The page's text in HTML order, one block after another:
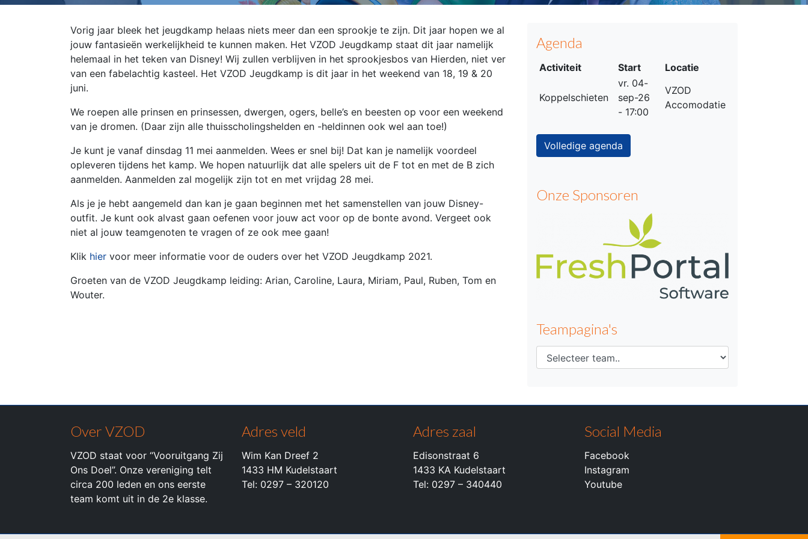
Vorig jaar bleek het jeugdkamp helaas niets meer dan een sprookje te zijn. Dit jaar hopen we al
jouw fantasieën werkelijkheid te kunnen maken. Het VZOD Jeugdkamp staat dit jaar namelijk
helemaal in het teken van Disney! Wij zullen verblijven in het sprookjesbos van Hierden, niet ver
van een fabelachtig kasteel. Het VZOD Jeugdkamp is dit jaar in het weekend van 18, 19 & 20
juni.
We roepen alle prinsen en prinsessen, dwergen, ogers, belle’s en beesten op voor een weekend
van je dromen. (Daar zijn alle thuisscholingshelden en -heldinnen ook wel aan toe!)
Je kunt je vanaf dinsdag 11 mei aanmelden. Wees er snel bij! Dat kan je namelijk voordeel
opleveren tijdens het kamp. We hopen natuurlijk dat alle spelers uit de F tot en met de B zich
aanmelden. Aanmelden zal mogelijk zijn tot en met vrijdag 28 mei.
Als je je hebt aangemeld dan kan je gaan beginnen met het samenstellen van jouw Disney-
outfit. Je kunt ook alvast gaan oefenen voor jouw act voor op de bonte avond. Vergeet ook
niet al jouw teamgenoten te vragen of ze ook mee gaan!
Klik hier voor meer informatie voor de ouders over het VZOD Jeugdkamp 2021.
Groeten van de VZOD Jeugdkamp leiding: Arian, Caroline, Laura, Miriam, Paul, Ruben, Tom en
Wouter.
Agenda
Activiteit Start Locatie
Koppelschieten
vr. 04-
sep-26
- 17:00
VZOD
Accomodatie
Volledige agenda
Onze Sponsoren
Teampagina's
Over VZOD
VZOD staat voor “Vooruitgang Zij
Ons Doel”. Onze vereniging telt
circa 200 leden en ons eerste
team komt uit in de 2e klasse.
Adres veld
Wim Kan Dreef 2
1433 HM Kudelstaart
Tel: 0297 – 320120
Adres zaal
Edisonstraat 6
1433 KA Kudelstaart
Tel: 0297 – 340440
Social Media
Facebook
Instagram
Youtube